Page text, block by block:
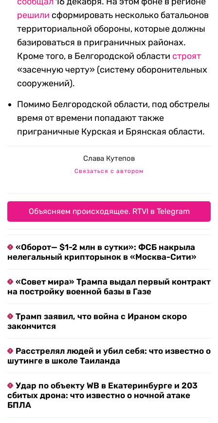
решили сформировать несколько батальонов
территориальной обороны, которые должны
базироваться в приграничных районах.
Кроме того, в Белгородской области строят
«засечную черту» (систему оборонительных
сооружений).
Помимо Белгородской области, под обстрелы
время от времени попадают также
приграничные Курская и Брянская области.
Слава Кутепов
Связаться с автором
Объясняем происходящее. RTVI в Telegram
«Оборот— $1-2 млн в сутки»: ФСБ накрыла
нелегальный крипторынок в «Москва-Сити»
«Совет мира» Трампа выдал первый контракт
на постройку военной базы в Газе
Трамп заявил, что война с Ираном скоро
закончится
Расстрелял людей и убил себя: что известно о
шутинге в школе Таиланда
Удар по объекту WB в Екатеринбурге и 203
сбитых дрона: что известно о ночной атаке
БПЛА